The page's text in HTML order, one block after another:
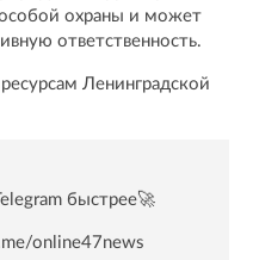
охраны и может
ответственность.
Ленинградской
быстрее🚀
online47news